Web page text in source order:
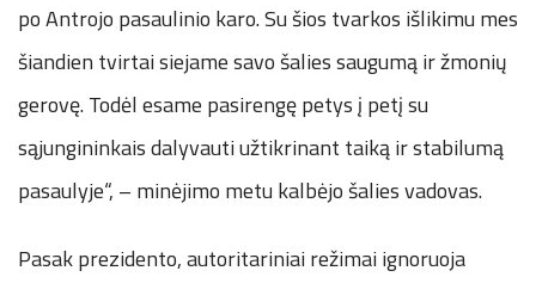
po Antrojo pasaulinio karo. Su šios tvarkos išlikimu mes
šiandien tvirtai siejame savo šalies saugumą ir žmonių
gerovę. Todėl esame pasirengę petys į petį su
sąjungininkais dalyvauti užtikrinant taiką ir stabilumą
pasaulyje“, – minėjimo metu kalbėjo šalies vadovas.
Pasak prezidento, autoritariniai režimai ignoruoja